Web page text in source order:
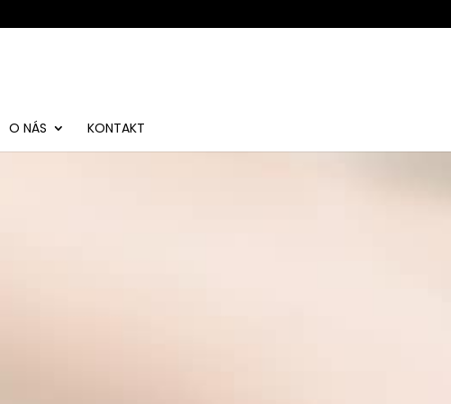
O NÁS KONTAKT